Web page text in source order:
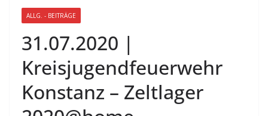
ALLG. - BEITRÄGE
31.07.2020 |
Kreisjugendfeuerwehr
Konstanz – Zeltlager